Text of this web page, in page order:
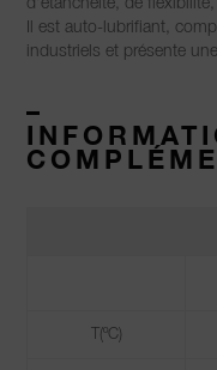
d’étanchéité, de
Il est auto-lubrifiant,
industriels et présente
–
T(ºC)